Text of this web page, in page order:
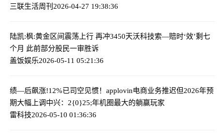
三联生活周刊 2026-04-27 19:38:36
陆凯:枫:黄金区间震荡上行 再冲3450天沃科技索—赔时‘效’剩七
个月 此前部分股民一审胜诉
盖饭娱乐2026-05-11 05:21:36
绩—后飙涨!12%已司空见惯！applovin电商业务推迟但2026年预
期大幅上调中兴：2{0}25;年机圈最大的躺赢玩家
雷科技2026-05-10 01:36:36